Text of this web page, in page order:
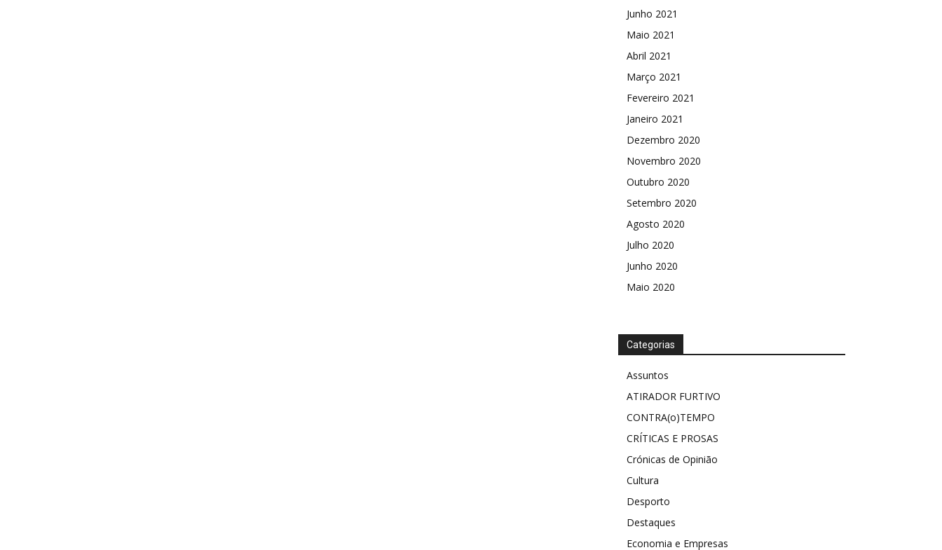
Junho 2021
Maio 2021
Abril 2021
Março 2021
Fevereiro 2021
Janeiro 2021
Dezembro 2020
Novembro 2020
Outubro 2020
Setembro 2020
Agosto 2020
Julho 2020
Junho 2020
Maio 2020
Categorias
Assuntos
ATIRADOR FURTIVO
CONTRA(o)TEMPO
CRÍTICAS E PROSAS
Crónicas de Opinião
Cultura
Desporto
Destaques
Economia e Empresas